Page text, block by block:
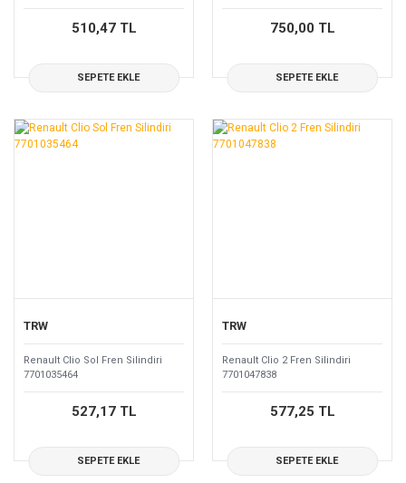
510,47 TL
SEPETE EKLE
750,00 TL
SEPETE EKLE
TRW
Renault Clio Sol Fren Silindiri
7701035464
527,17 TL
SEPETE EKLE
TRW
Renault Clio 2 Fren Silindiri
7701047838
577,25 TL
SEPETE EKLE